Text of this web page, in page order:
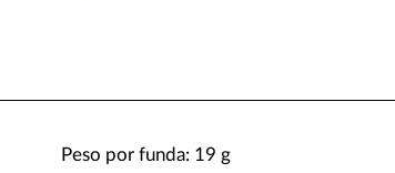
Peso por funda: 19 g